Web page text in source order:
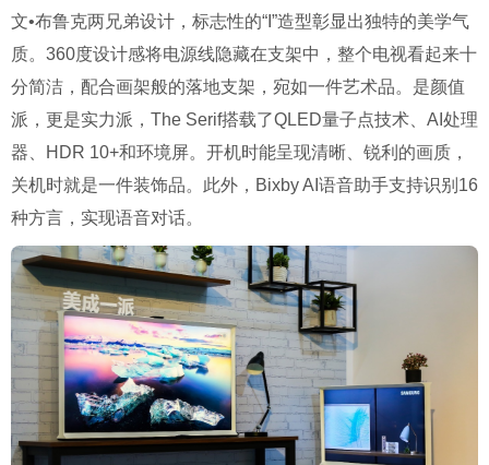
文•布鲁克两兄弟设计，标志性的“I”造型彰显出独特的美学气
质。360度设计感将电源线隐藏在支架中，整个电视看起来十
分简洁，配合画架般的落地支架，宛如一件艺术品。是颜值
派，更是实力派，The Serif搭载了QLED量子点技术、AI处理
器、HDR 10+和环境屏。开机时能呈现清晰、锐利的画质，
关机时就是一件装饰品。此外，Bixby AI语音助手支持识别16
种方言，实现语音对话。